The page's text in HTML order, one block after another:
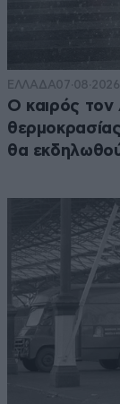
ΕΛΛΑΔΑ07·08·2026
Ο καιρός
θα